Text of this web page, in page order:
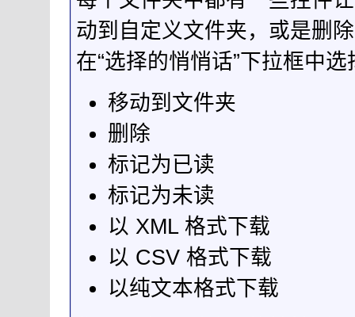
动到自定义文件夹，或是删
在“选择的悄悄话”下拉框中
移动到文件夹
删除
标记为已读
标记为未读
以 XML 格式下载
以 CSV 格式下载
以纯文本格式下载